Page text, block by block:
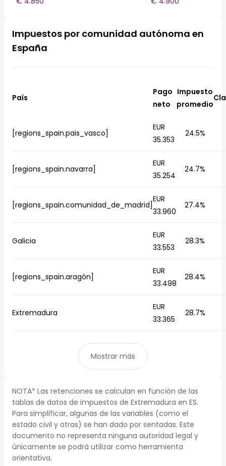
Impuestos por comunidad autónoma en
España
País
Pago
neto
Impuesto
promedio
[regions_spain.pais_vasco]
EUR
35.353
24.5%
[regions_spain.navarra]
EUR
35.254
24.7%
[regions_spain.comunidad_de_madrid]
EUR
33.960
27.4%
Galicia
EUR
33.553
28.3%
[regions_spain.aragón]
EUR
33.498
28.4%
Extremadura
EUR
33.365
28.7%
Mostrar más
NOTA* Las retenciones se calculan en función de las
tablas de datos de impuestos de Extremadura en ES.
Para simplificar, algunas de las variables (como el
estado civil y otras) se han dado por sentadas. Este
documento no representa ninguna autoridad legal y
únicamente se podrá utilizar como herramienta
orientativa.